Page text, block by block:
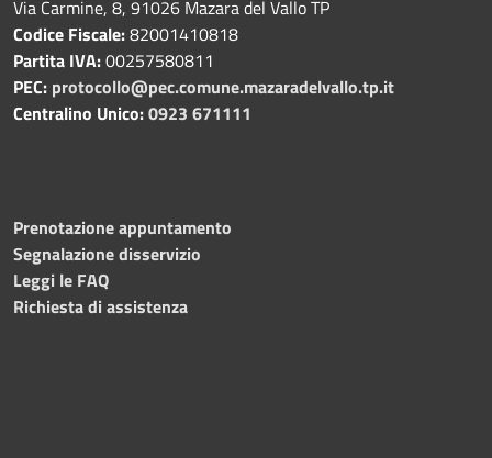
Via Carmine, 8, 91026 Mazara del Vallo TP
Codice Fiscale:82001410818
Partita IVA:00257580811
PEC: protocollo@pec.comune.mazaradelvallo.tp.it
Centralino Unico:0923 671111
Prenotazione appuntamento
Segnalazione disservizio
Leggi le FAQ
Richiesta di assistenza